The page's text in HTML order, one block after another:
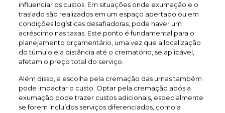
influenciar os custos. Em situações onde exumação e o
traslado são realizados em um espaço apertado ou em
condições logísticas desafiadoras, pode haver um
acréscimo nas taxas. Este ponto é fundamental para o
planejamento orçamentário, uma vez que a localização
do túmulo e a distância até o crematório, se aplicável,
afetam o preço total do serviço.
Além disso, a escolha pela cremação das urnas também
pode impactar o custo. Optar pela cremação após a
exumação pode trazer custos adicionais, especialmente
se forem incluídos serviços diferenciados, como a